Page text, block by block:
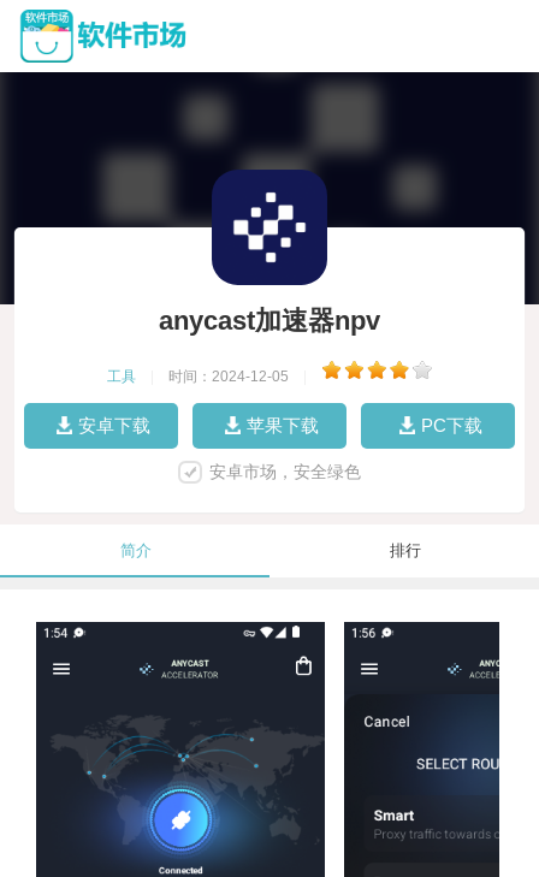
anycast加速器npv
工具 时间：2024-12-05
安卓下载 苹果下载 PC下载
安卓市场，安全绿色
简介 排行